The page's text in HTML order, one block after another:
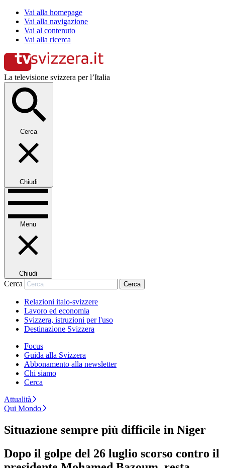
Vai alla homepage
Vai alla navigazione
Vai al contenuto
Vai alla ricerca
La televisione svizzera per l’Italia
Cerca
Chiudi
Menu
Chiudi
Cerca Cerca
Relazioni italo-svizzere
Lavoro ed economia
Svizzera, istruzioni per l'uso
Destinazione Svizzera
Focus
Guida alla Svizzera
Abbonamento alla newsletter
Chi siamo
Cerca
Attualità
Qui Mondo
Situazione sempre più difficile in Niger
Dopo il golpe del 26 luglio scorso contro il